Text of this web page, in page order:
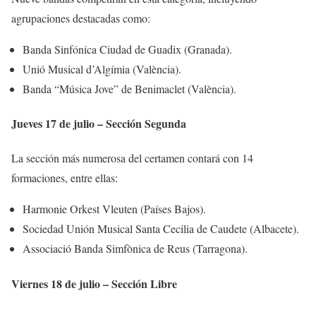
agrupaciones destacadas como:
Banda Sinfónica Ciudad de Guadix (Granada).
Unió Musical d’Algímia (València).
Banda “Música Jove” de Benimaclet (València).
Jueves 17 de julio – Sección Segunda
La sección más numerosa del certamen contará con 14
formaciones, entre ellas:
Harmonie Orkest Vleuten (Países Bajos).
Sociedad Unión Musical Santa Cecilia de Caudete (Albacete).
Associació Banda Simfònica de Reus (Tarragona).
Viernes 18 de julio – Sección Libre